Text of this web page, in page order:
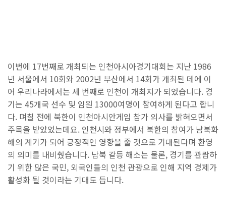
이번에 17번째로 개최되는 인천아시아경기대회는 지난 1986
년 서울에서 10회와 2002년 부산에서 14회가 개최된 데에 이
어 우리나라에서는 세 번째로 인천이 개최지가 되었습니다. 경
기는 45개국 선수 및 임원 13000여명이 참여하게 된다고 합니
다. 며칠 전에 북한이 인천아시안게임 참가 의사를 밝혀오면서
주목을 받았었는데요. 인천시와 정부에서 북한의 참여가 남북화
해의 계기가 되어 긍정적인 영향을 줄 것으로 기대된다며 환영
의 의미를 내비췄습니다. 남북 갈등 해소는 물론, 경기를 관람하
기 위한 많은 국민, 외국인들의 인천 관광으로 인해 지역 경제가
활성화 될 것이라는 기대도 듭니다.